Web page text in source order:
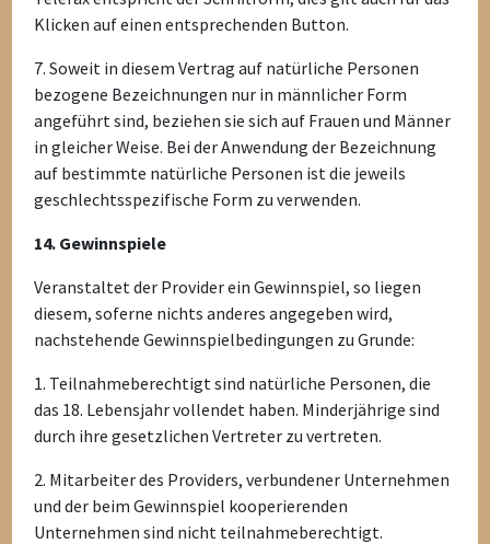
Klicken auf einen entsprechenden Button.
7. Soweit in diesem Vertrag auf natürliche Personen
bezogene Bezeichnungen nur in männlicher Form
angeführt sind, beziehen sie sich auf Frauen und Männer
in gleicher Weise. Bei der Anwendung der Bezeichnung
auf bestimmte natürliche Personen ist die jeweils
geschlechtsspezifische Form zu verwenden.
14. Gewinnspiele
Veranstaltet der Provider ein Gewinnspiel, so liegen
diesem, soferne nichts anderes angegeben wird,
nachstehende Gewinnspielbedingungen zu Grunde:
1. Teilnahmeberechtigt sind natürliche Personen, die
das 18. Lebensjahr vollendet haben. Minderjährige sind
durch ihre gesetzlichen Vertreter zu vertreten.
2. Mitarbeiter des Providers, verbundener Unternehmen
und der beim Gewinnspiel kooperierenden
Unternehmen sind nicht teilnahmeberechtigt.